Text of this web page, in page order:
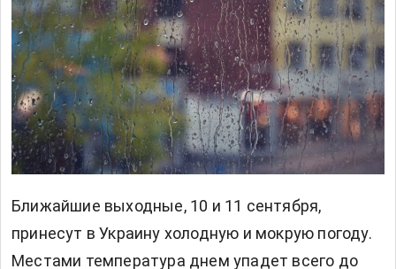
Ближайшие выходные, 10 и 11 сентября,
принесут в Украину холодную и мокрую погоду.
Местами температура днем упадет всего до